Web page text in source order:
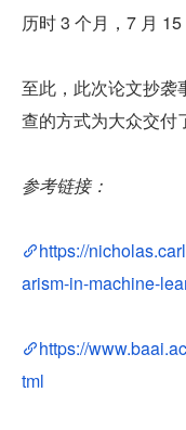
历时 3 个月，7 月
至此，此次论文抄袭
查的方式为大众交付
参考链接：
https://
arism-in-machine-
https://
tml